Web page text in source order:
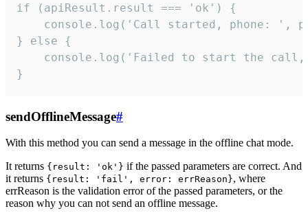
if (apiResult.result === 'ok') {
console.log('Call started, phone: ',
} else {
console.log('Failed to start the
}
sendOfflineMessage#
With this method you can send a message in the offline chat mode.
It returns {result: 'ok'} if the passed parameters are correct. And
it returns {result: 'fail', error: errReason}, where
errReason is the validation error of the passed parameters, or the
reason why you can not send an offline message.